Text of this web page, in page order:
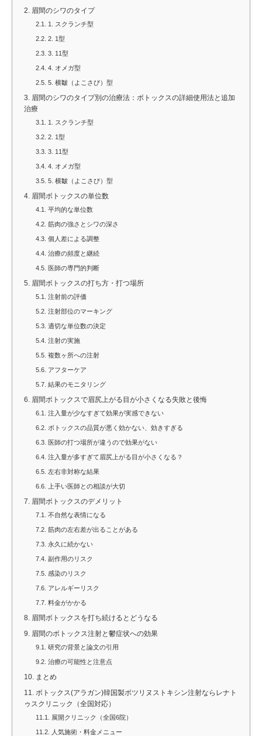
2. 眉間のシワのタイプ
2.1. 1. スクランチ型
2.2. 2. 1型
2.3. 3. 11型
2.4. 4. オメガ型
2.5. 5. 横皺（よこさび）型
3.
眉間のシワのタイプ別の治療法：ボトックスの詳細使用法と追加
治療
3.1. 1. スクランチ型
3.2. 2. 1型
3.3. 3. 11型
3.4. 4. オメガ型
3.5. 5. 横皺（よこさび）型
4. 眉間ボトックスの単位数
4.1. 平均的な単位数
4.2. 筋肉の強さとシワの深さ
4.3. 個人差による調整
4.4. 治療の頻度と継続
4.5. 医師の専門的判断
5. 眉間ボトックスの打ち方・打つ場所
5.1. 注射前の評価
5.2. 注射部位のマーキング
5.3. 適切な単位数の決定
5.4. 注射の実施
5.5. 複数ヶ所への注射
5.6. アフターケア
5.7. 結果のモニタリング
6. 眉間ボトックスで眉尻上がる目が小さくなる失敗と後悔
6.1. 注入量が少なすぎて効果が実感できない
6.2. ボトックスの品質が悪く効かない、効きすぎる
6.3. 医師の打つ場所が違うので効果がない
6.4. 注入量が多すぎて眉尻上がる目が小さくなる？
6.5. 左右非対称な結果
6.6. 上手い医師との相談が大切
7. 眉間ボトックスのデメリット
7.1. 不自然な表情になる
7.2. 筋肉の左右差が出ることがある
7.3. 永久に続かない
7.4. 副作用のリスク
7.5. 感染のリスク
7.6. アレルギーリスク
7.7. 料金がかかる
8. 眉間ボトックスを打ち続けるとどうなる
9.
眉間のボトックス注射と鬱症状への効果
9.1. 研究の背景と論文の引用
9.2. 治療の可能性と注意点
10. まとめ
11.
ボトックス(アラガン)韓国製ボツリヌストキシン注射ならレナト
ゥスクリニック（全国対応）
11.1. 展開クリニック（全国6院）
11.2. 人気施術・料金メニュー